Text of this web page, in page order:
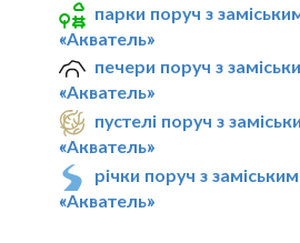
парки поруч з
«Акватель»
печери поруч з
«Акватель»
пустелі поруч з
«Акватель»
річки поруч з
«Акватель»